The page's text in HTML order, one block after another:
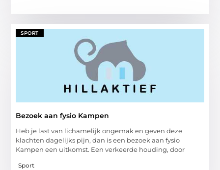
SPORT
Bezoek aan fysio Kampen
Heb je last van lichamelijk ongemak en geven deze
klachten dagelijks pijn, dan is een bezoek aan fysio
Kampen een uitkomst. Een verkeerde houding, door
Sport